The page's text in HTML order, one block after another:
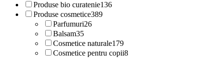
Produse bio curatenie136
Produse cosmetice389
Parfumuri26
Balsam35
Cosmetice naturale179
Cosmetice pentru copii8